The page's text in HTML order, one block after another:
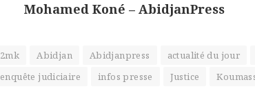
Mohamed Koné – AbidjanPress
2mk Abidjan Abidjanpress actualité du jour
enquête judiciaire
infos presse Justice